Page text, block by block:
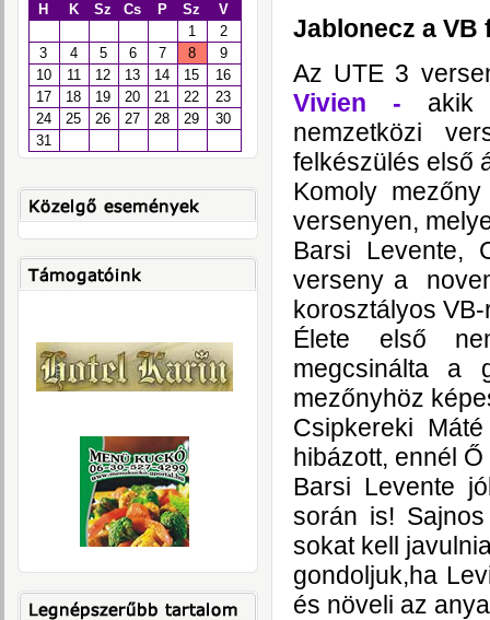
H K Sz Cs P Sz
V
1
2
3
4 5 6 7 8
9
10
11 12 13 14 15
16
17
18 19 20 21 22
23
24
25 26 27 28 29
30
31
Jablonecz a VB
Az UTE 3
Vivien - akik
nemzetközi
felkészülés első
Komoly
versenyen,
Barsi Levente,
verseny a
korosztályos
Élete első
megcsinálta a
mezőnyhöz
Csipkereki
hibázott, ennél
Barsi Levente
során is!
sokat kell
gondoljuk,ha
és növeli az